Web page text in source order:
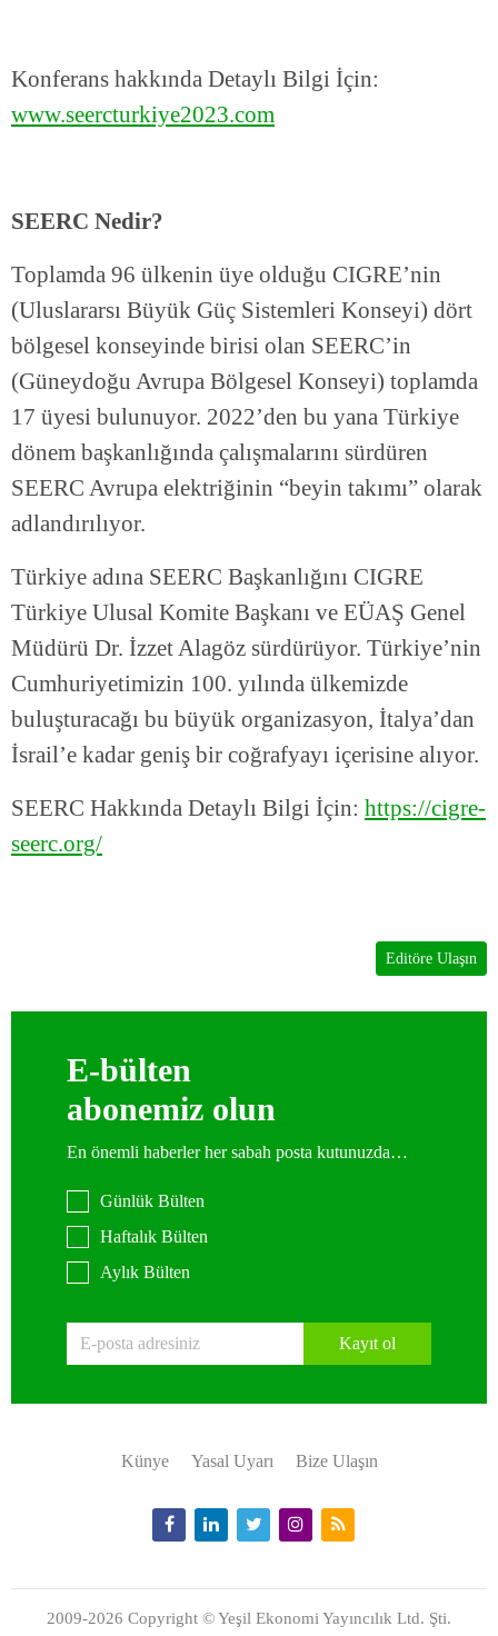
Konferans hakkında Detaylı Bilgi İçin:
www.seercturkiye2023.com
SEERC Nedir?
Toplamda 96 ülkenin üye olduğu CIGRE’nin
(Uluslararsı Büyük Güç Sistemleri Konseyi) dört
bölgesel konseyinde birisi olan SEERC’in
(Güneydoğu Avrupa Bölgesel Konseyi) toplamda
17 üyesi bulunuyor. 2022’den bu yana Türkiye
dönem başkanlığında çalışmalarını sürdüren
SEERC Avrupa elektriğinin “beyin takımı” olarak
adlandırılıyor.
Türkiye adına SEERC Başkanlığını CIGRE
Türkiye Ulusal Komite Başkanı ve EÜAŞ Genel
Müdürü Dr. İzzet Alagöz sürdürüyor. Türkiye’nin
Cumhuriyetimizin 100. yılında ülkemizde
buluşturacağı bu büyük organizasyon, İtalya’dan
İsrail’e kadar geniş bir coğrafyayı içerisine alıyor.
SEERC Hakkında Detaylı Bilgi İçin: https://cigre-
seerc.org/
Editöre Ulaşın
E-bülten
abonemiz olun
En önemli haberler her sabah posta kutunuzda…
Günlük Bülten
Haftalık Bülten
Aylık Bülten
Kayıt ol
Künye Yasal Uyarı Bize Ulaşın
2009-2026 Copyright © Yeşil Ekonomi Yayıncılık Ltd. Şti.